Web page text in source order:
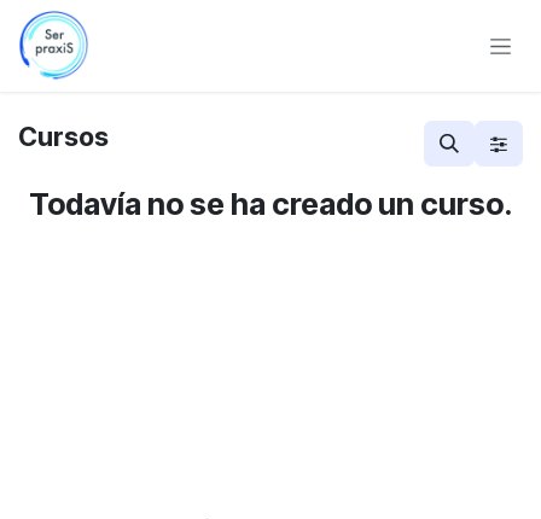
Ir al contenido
Cursos
Todavía no se ha creado un curso.